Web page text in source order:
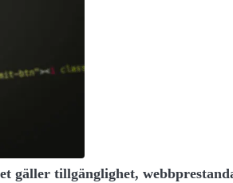
gäller tillgänglighet,